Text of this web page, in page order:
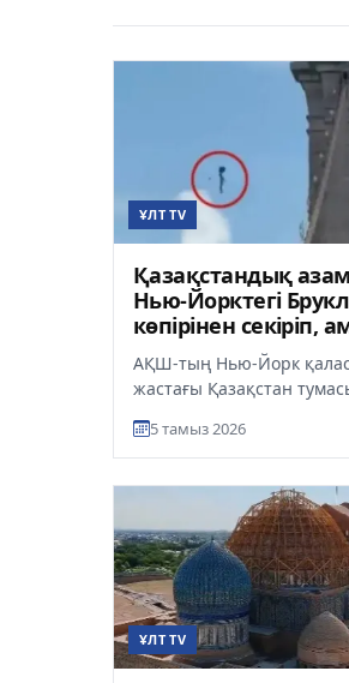
ҰЛТ TV
Қазақстандық
Нью-Йорктегі
көпірінен секіріп,
АҚШ-тың Нью-Йорк
жастағы Қазақстан
көпірінен секіріп, ғажайып
жағдай...
5 тамыз 2026
ҰЛТ TV